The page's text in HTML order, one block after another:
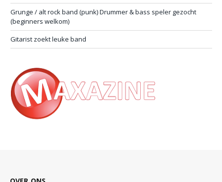
Grunge / alt rock band (punk) Drummer & bass speler gezocht
(beginners welkom)
Gitarist zoekt leuke band